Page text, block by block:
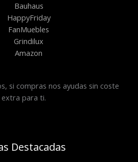
Bauhaus
HappyFriday
FanMuebles
Grindilux
Amazon
si compras nos ayudas sin coste
extra para ti.
Destacadas